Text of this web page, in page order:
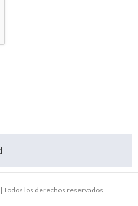
Todos los derechos reservados